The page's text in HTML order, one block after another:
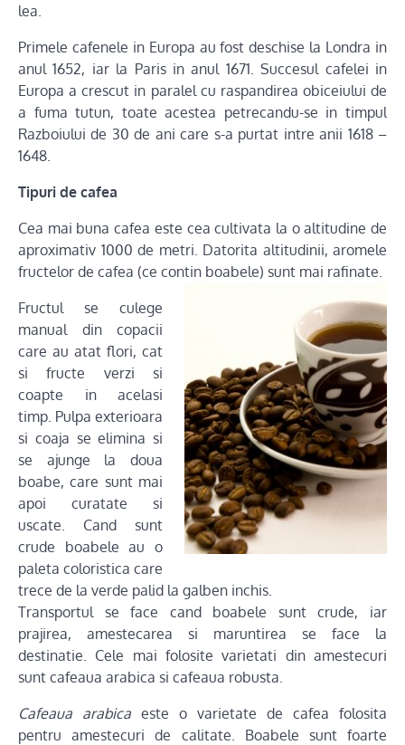
lea.
Primele cafenele in Europa au fost deschise la Londra in
anul 1652, iar la Paris in anul 1671. Succesul cafelei in
Europa a crescut in paralel cu raspandirea obiceiului de
a fuma tutun, toate acestea petrecandu-se in timpul
Razboiului de 30 de ani care s-a purtat intre anii 1618 –
1648.
Tipuri de cafea
Cea mai buna cafea este cea cultivata la o altitudine de
aproximativ 1000 de metri. Datorita altitudinii, aromele
fructelor de cafea (ce contin boabele) sunt mai rafinate.
Fructul se culege
manual din copacii
care au atat flori, cat
si fructe verzi si
coapte in acelasi
timp. Pulpa exterioara
si coaja se elimina si
se ajunge la doua
boabe, care sunt mai
apoi curatate si
uscate. Cand sunt
crude boabele au o
paleta coloristica care
trece de la verde palid la galben inchis.
Transportul se face cand boabele sunt crude, iar
prajirea, amestecarea si maruntirea se face la
destinatie. Cele mai folosite varietati din amestecuri
sunt cafeaua arabica si cafeaua robusta.
Cafeaua arabica este o varietate de cafea folosita
pentru amestecuri de calitate. Boabele sunt foarte